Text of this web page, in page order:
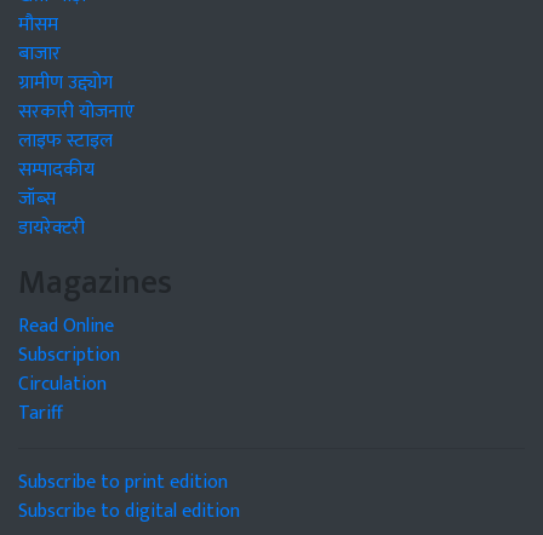
मौसम
बाजार
ग्रामीण उद्द्योग
सरकारी योजनाएं
लाइफ स्टाइल
सम्पादकीय
जॉब्स
डायरेक्टरी
Magazines
Read Online
Subscription
Circulation
Tariff
Subscribe to print edition
Subscribe to digital edition